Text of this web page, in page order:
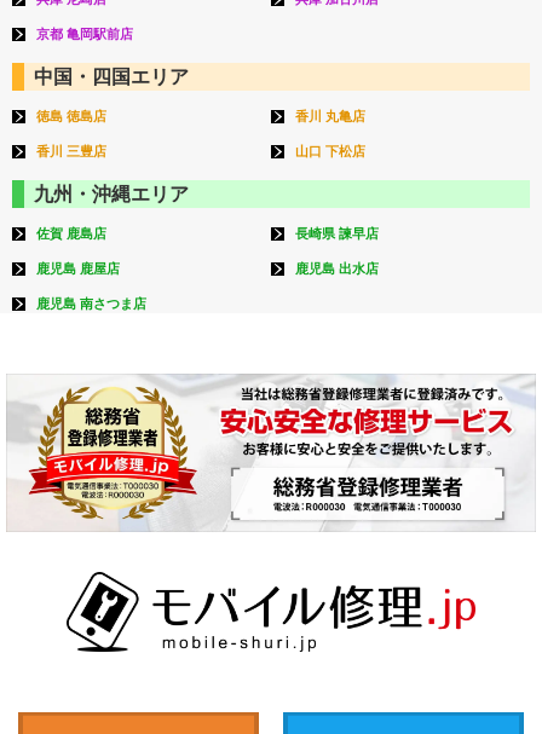
京都 亀岡駅前店
中国・四国エリア
徳島 徳島店 香川 丸亀店
香川 三豊店 山口 下松店
九州・沖縄エリア
佐賀 鹿島店 長崎県 諫早店
鹿児島 鹿屋店 鹿児島 出水店
鹿児島 南さつま店